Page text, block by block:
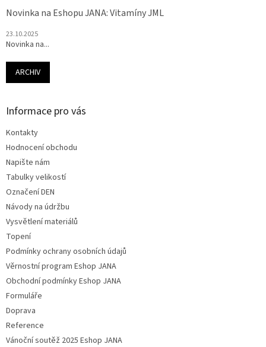
Novinka na Eshopu JANA: Vitamíny JML
23.10.2025
Novinka na...
ARCHIV
Informace pro vás
Kontakty
Hodnocení obchodu
Napište nám
Tabulky velikostí
Označení DEN
Návody na údržbu
Vysvětlení materiálů
Topení
Podmínky ochrany osobních údajů
Věrnostní program Eshop JANA
Obchodní podmínky Eshop JANA
Formuláře
Doprava
Reference
Vánoční soutěž 2025 Eshop JANA